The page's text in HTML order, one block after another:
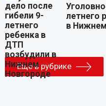
летнего
в
Еще в рубрике